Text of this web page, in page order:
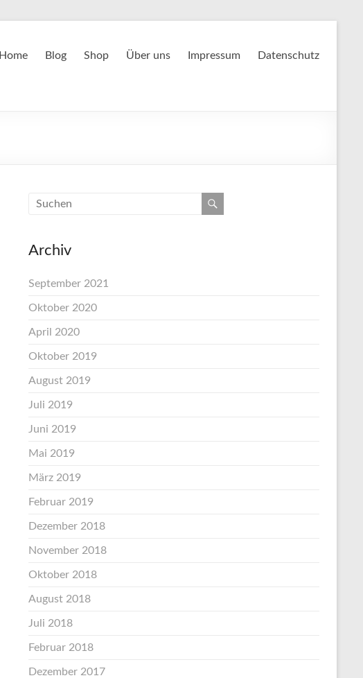
Home Blog Shop Über uns Impressum Datenschutz
Archiv
September 2021
Oktober 2020
April 2020
Oktober 2019
August 2019
Juli 2019
Juni 2019
Mai 2019
März 2019
Februar 2019
Dezember 2018
November 2018
Oktober 2018
August 2018
Juli 2018
Februar 2018
Dezember 2017